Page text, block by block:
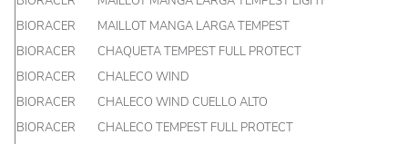
BIORACER
MAILLOT MANGA LARGA TEMPEST
BIORACER
CHAQUETA TEMPEST FULL PROTECT
BIORACER
CHALECO WIND
BIORACER
CHALECO WIND CUELLO ALTO
BIORACER
CHALECO TEMPEST FULL PROTECT